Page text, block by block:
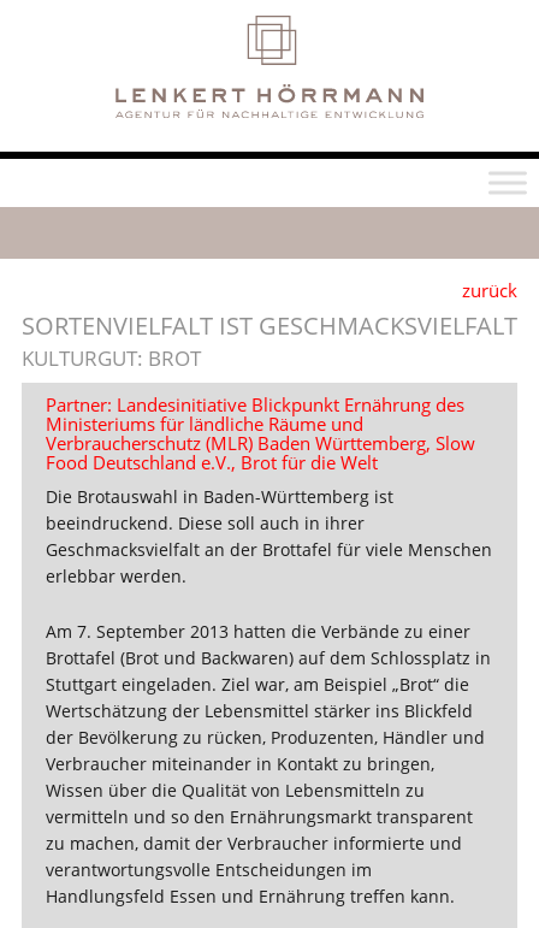
zurück
SORTENVIELFALT IST GESCHMACKSVIELFALT
KULTURGUT: BROT
Partner: Landesinitiative Blickpunkt Ernährung des
Ministeriums für ländliche Räume und
Verbraucherschutz (MLR) Baden Württemberg, Slow
Food Deutschland e.V., Brot für die Welt
Die Brotauswahl in Baden-Württemberg ist
beeindruckend. Diese soll auch in ihrer
Geschmacksvielfalt an der Brottafel für viele Menschen
erlebbar werden.
Am 7. September 2013 hatten die Verbände zu einer
Brottafel (Brot und Backwaren) auf dem Schlossplatz in
Stuttgart eingeladen. Ziel war, am Beispiel „Brot“ die
Wertschätzung der Lebensmittel stärker ins Blickfeld
der Bevölkerung zu rücken, Produzenten, Händler und
Verbraucher miteinander in Kontakt zu bringen,
Wissen über die Qualität von Lebensmitteln zu
vermitteln und so den Ernährungsmarkt transparent
zu machen, damit der Verbraucher informierte und
verantwortungsvolle Entscheidungen im
Handlungsfeld Essen und Ernährung treffen kann.